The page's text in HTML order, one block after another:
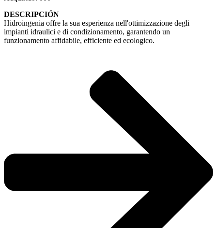
DESCRIPCIÓN
Hidroingenia offre la sua esperienza nell'ottimizzazione degli
impianti idraulici e di condizionamento, garantendo un
funzionamento affidabile, efficiente ed ecologico.